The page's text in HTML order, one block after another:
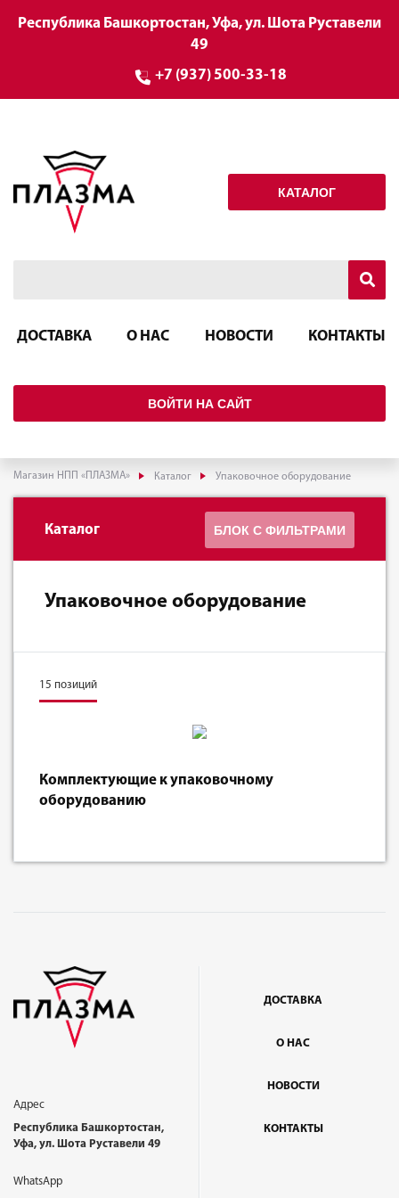
Республика Башкортостан, Уфа, ул. Шота Руставели
49
+7 (937) 500-33-18
КАТАЛОГ
ДОСТАВКА О НАС НОВОСТИ КОНТАКТЫ
ВОЙТИ НА САЙТ
Магазин НПП «ПЛАЗМА» Каталог Упаковочное оборудование
Каталог БЛОК С ФИЛЬТРАМИ
Упаковочное оборудование
15 позиций
Комплектующие к упаковочному
оборудованию
Адрес
Республика Башкортостан,
Уфа, ул. Шота Руставели 49
WhatsApp
ДОСТАВКА
О НАС
НОВОСТИ
КОНТАКТЫ